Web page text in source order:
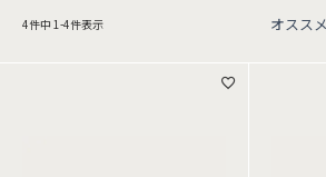
4件中 1 -4件表示